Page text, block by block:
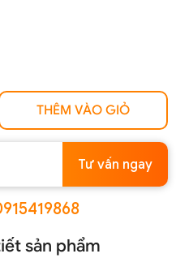
THÊM VÀO GIỎ
Tư vấn ngay
sản phẩm